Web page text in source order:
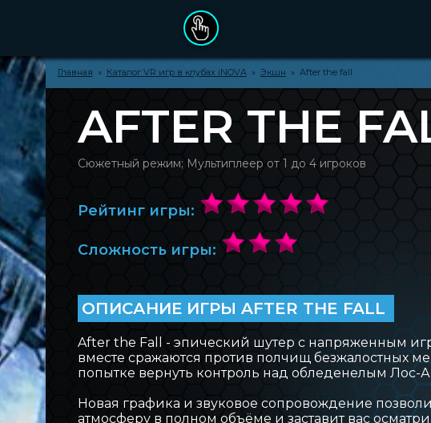
ДЕНЬ РОЖДЕНИЯ
ПОДАРОЧНЫЕ СЕРТИФИКАТЫ
ОПЛАТА ЗАКАЗА
ПРАВИЛА ПОСЕЩЕНИЯ
КАТАЛОГ VR ИГР
О БРЕНДЕ INOVA
КЛУБЫ INOVA
AFTER THE
Главная » Каталог VR игр в клубах iNOVA» Экшн » After the fall
Сюжетный режим; Мультиплеер от 1 до 4 игроков
Рейтинг игры:
Сложность игры:
ОПИСАНИЕ ИГРЫ AFTER THE FALL
After the Fall - эпический шутер с напряженным
вместе сражаются против полчищ безжалостных
попытке вернуть контроль над обледенелым Лос-
Новая графика и звуковое сопровождение
атмосферу в полном объёме и заставит вас